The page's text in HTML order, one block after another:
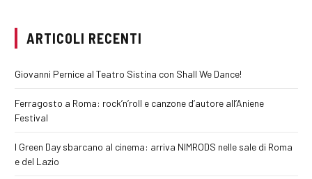
ARTICOLI RECENTI
Giovanni Pernice al Teatro Sistina con Shall We Dance!
Ferragosto a Roma: rock’n’roll e canzone d’autore all’Aniene
Festival
I Green Day sbarcano al cinema: arriva NIMRODS nelle sale di Roma
e del Lazio